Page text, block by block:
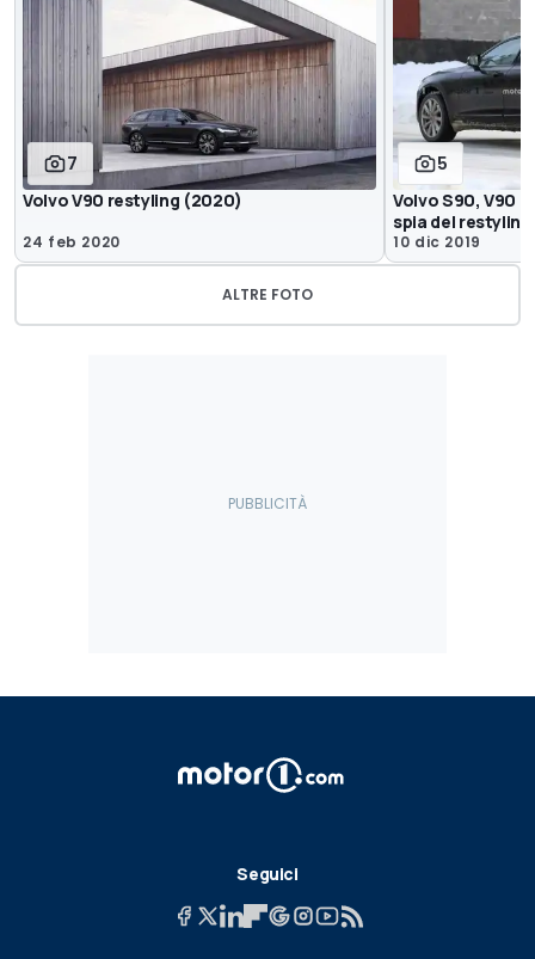
7
Volvo V90 restyling (2020)
24 feb 2020
5
Volvo S90, V90
spia del restyling
10 dic 2019
ALTRE FOTO
Seguici